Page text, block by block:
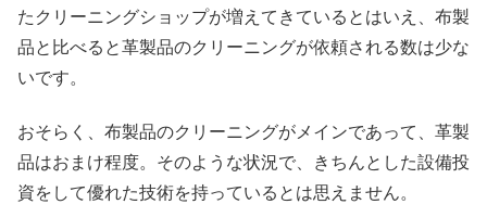
たクリーニングショップが増えてきているとはいえ、布製
品と比べると革製品のクリーニングが依頼される数は少な
いです。
おそらく、布製品のクリーニングがメインであって、革製
品はおまけ程度。そのような状況で、きちんとした設備投
資をして優れた技術を持っているとは思えません。